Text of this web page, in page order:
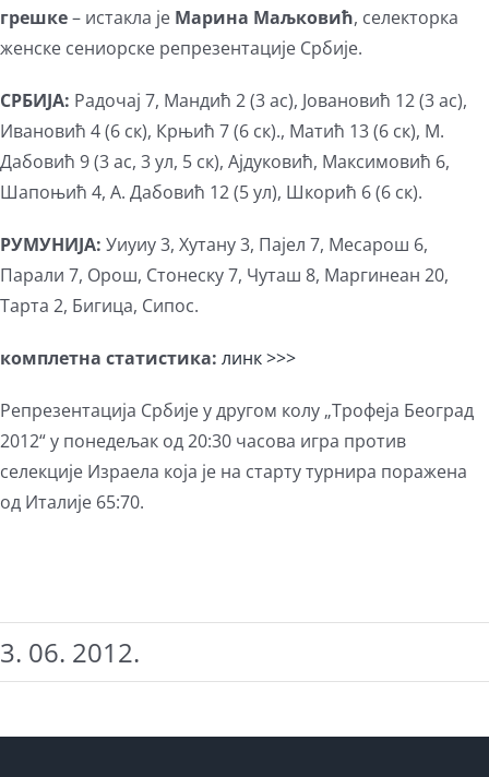
грешке– истакла је Марина Маљковић, селекторка
женске сениорске репрезентације Србије.
СРБИЈА: Радочај 7, Мандић 2 (3 ас), Јовановић 12 (3 ас),
Ивановић 4 (6 ск), Крњић 7 (6 ск)., Матић 13 (6 ск), М.
Дабовић 9 (3 ас, 3 ул, 5 ск), Ајдуковић, Максимовић 6,
Шапоњић 4, А. Дабовић 12 (5 ул), Шкорић 6 (6 ск).
РУМУНИЈА: Уиуиу 3, Хутану 3, Пајел 7, Месарош 6,
Парали 7, Орош, Стонеску 7, Чуташ 8, Маргинеан 20,
Тарта 2, Бигица, Сипос.
комплетна статистика: линк >>>
Репрезентација Србије у другом колу „Трофеја Београд
2012“ у понедељак од 20:30 часова игра против
селекције Израела која је на старту турнира поражена
од Италије 65:70.
3. 06. 2012.